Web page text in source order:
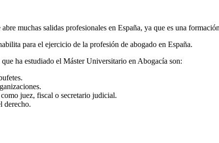
muchas salidas profesionales en España, ya que es una
para el ejercicio de la profesión de abogado en España.
ha estudiado el Máster Universitario en Abogacía son:
juez, fiscal o secretario judicial.
derecho.